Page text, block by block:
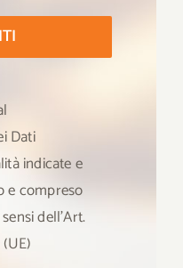
Dati
indicate e
e compreso
dell’Art.